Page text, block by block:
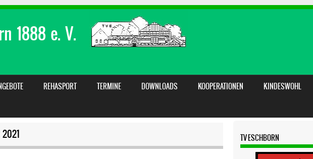
1888 e. V.
REHASPORT TERMINE DOWNLOADS KOOPERATIONEN
KINDESWOHL
2021 TV ESCHBORN